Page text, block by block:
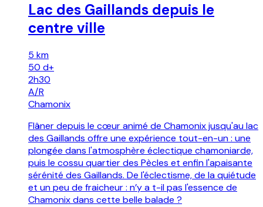
Lac des Gaillands depuis le
centre ville
5 km
50 d+
2h30
A/R
Chamonix
Flâner depuis le cœur animé de Chamonix jusqu'au lac
des Gaillands offre une expérience tout-en-un : une
plongée dans l'atmosphère éclectique chamoniarde,
puis le cossu quartier des Pècles et enfin l'apaisante
sérénité des Gaillands. De l'éclectisme, de la quiétude
et un peu de fraicheur : n’y a t-il pas l'essence de
Chamonix dans cette belle balade ?